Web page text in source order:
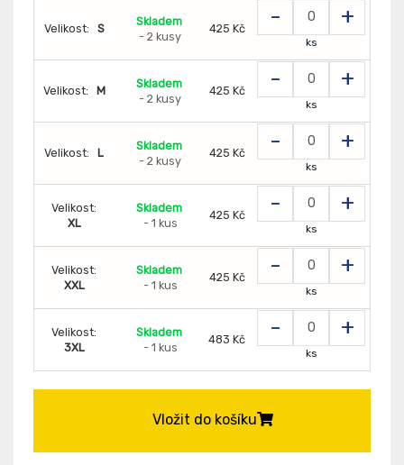
Velikost: S
Skladem
- 2 kusy
425 Kč - +
ks
Velikost: M
Skladem
- 2 kusy
425 Kč - +
ks
Velikost: L
Skladem
- 2 kusy
425 Kč - +
ks
Velikost:
XL
Skladem
- 1 kus
425 Kč - +
ks
Velikost:
XXL
Skladem
- 1 kus
425 Kč - +
ks
Velikost:
3XL
Skladem
- 1 kus
483 Kč - +
ks
Vložit do košíku